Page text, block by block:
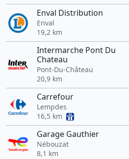
Enval Distribution
Enval
19,2 km
Intermarche Pont Du
Chateau
Pont-Du-Château
20,9 km
Carrefour
Lempdes
16,5 km
Garage Gauthier
Nébouzat
8,1 km